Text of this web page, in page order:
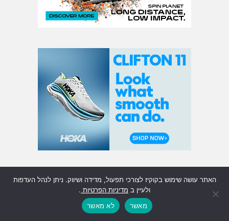
האתר עושה שימוש בקוקיז לצורכי תפעול, מדידה ושיווק. ניתן לנהל העדפות
ולעיין ב מדיניות הפרטיות .
מאשר
לא מאשר